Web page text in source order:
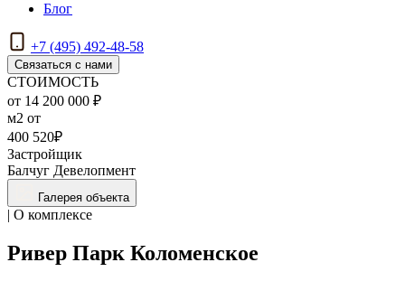
Блог
+7 (495) 492-48-58
Связаться с нами
СТОИМОСТЬ
от 14 200 000 ₽
м2 от
400 520₽
Застройщик
Балчуг Девелопмент
Галерея объекта
| О комплексе
Ривер Парк Коломенское